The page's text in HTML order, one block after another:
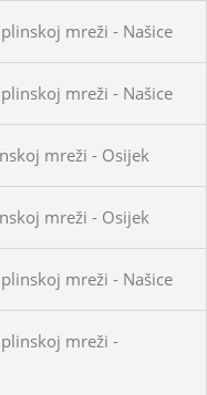
mreži - Našice
mreži - Našice
mreži - Osijek
mreži - Osijek
mreži - Našice
mreži -